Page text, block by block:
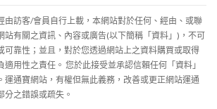
由訪客/會員自行上載，本網站對於任何、經由、或聯
站有關之資訊、內容或廣告(以下簡稱「資料」)，不可
可靠性；並且，對於您透過網站上之資料購買或取得
用性之責任。 您於此接受並承認信賴任何「資料」
運通寶網站，有權但無此義務，改善或更正網站運通
分之錯誤或疏失。